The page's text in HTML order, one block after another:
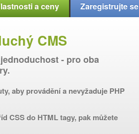
a ceny Zaregistrujte se
CMS
- pro oba
aby provádění a nevyžaduje PHP
CSS do HTML tagy, pak můžete